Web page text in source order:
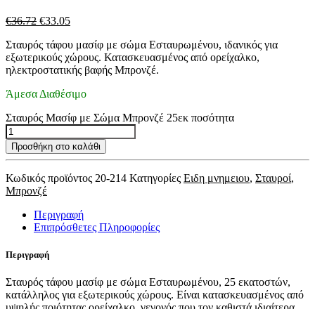
€36.72 €33.05
Σταυρός τάφου μασίφ με σώμα Εσταυρωμένου, ιδανικός για
εξωτερικούς χώρους. Κατασκευασμένος από ορείχαλκο,
ηλεκτροστατικής βαφής Μπρονζέ.
Άμεσα Διαθέσιμο
Σταυρός Μασίφ με Σώμα Μπρονζέ 25εκ ποσότητα
Προσθήκη στο καλάθι
Κωδικός προϊόντος 20-214 Κατηγορίες Ειδη μνημειου, Σταυροί,
Μπρονζέ
Περιγραφή
Επιπρόσθετες Πληροφορίες
Περιγραφή
Σταυρός τάφου μασίφ με σώμα Εσταυρωμένου, 25 εκατοστών,
κατάλληλος για εξωτερικούς χώρους. Είναι κατασκευασμένος από